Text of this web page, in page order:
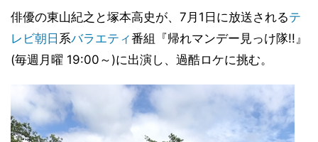
俳優の東山紀之と塚本高史が、7月1日に放送されるテ
レビ朝日 系バラエティ番組『帰れマンデー見っけ隊!!』
(毎週月曜 19:00～)に出演し、過酷ロケに挑む。